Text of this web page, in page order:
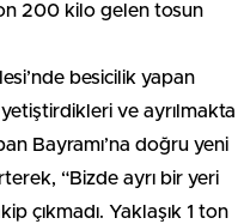
200 kilo gelen tosun
besicilik yapan
ve ayrılmakta
Bayramı’na doğru yeni
“Bizde ayrı bir yeri
çıkmadı. Yaklaşık 1 ton